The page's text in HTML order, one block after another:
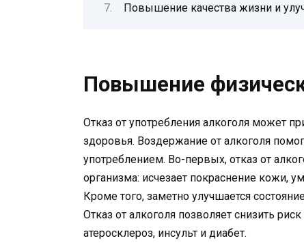
Повышение качества жизни и
Повышение
Отказ от употребления алкоголя может
здоровья. Воздержание от алкоголя
употреблением. Во-первых, отказ от
организма: исчезает покраснение кожи,
Кроме того, заметно улучшается
Отказ от алкоголя позволяет снизить
атеросклероз, инсульт и диабет.